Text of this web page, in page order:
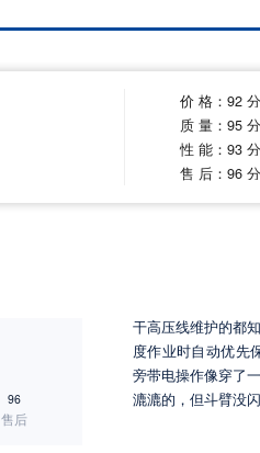
价 格：92 分
质 量：95 分
性 能：93 分
售 后：96 分
96
售后
干高压线维护的都
度作业时自动优先
旁带电操作像穿了
漉漉的，但斗臂没